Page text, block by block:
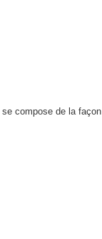
compose de la façon